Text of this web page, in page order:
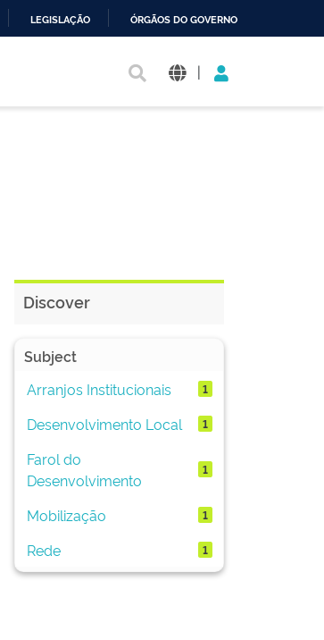
LEGISLAÇÃO ÓRGÃOS DO GOVERNO
|
Discover
Subject
Arranjos Institucionais
1
Desenvolvimento Local 1
Farol do
Desenvolvimento
1
Mobilização 1
Rede 1